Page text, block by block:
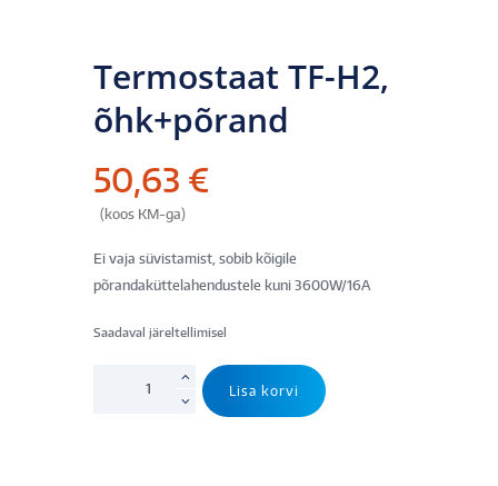
Termostaat TF-H2,
õhk+põrand
50,63 €
(koos KM-ga)
Ei vaja süvistamist, sobib kõigile
põrandaküttelahendustele kuni 3600W/16A
Saadaval järeltellimisel
Lisa korvi